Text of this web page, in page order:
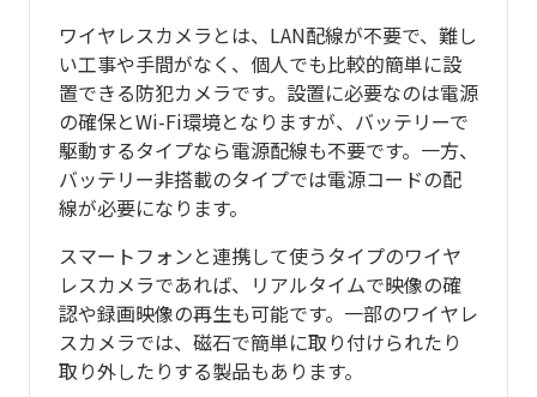
ワイヤレスカメラとは、LAN配線が不要で、難し
い工事や手間がなく、個人でも比較的簡単に設
置できる防犯カメラです。設置に必要なのは電源
の確保とWi-Fi環境となりますが、バッテリーで
駆動するタイプなら電源配線も不要です。一方、
バッテリー非搭載のタイプでは電源コードの配
線が必要になります。
スマートフォンと連携して使うタイプのワイヤ
レスカメラであれば、リアルタイムで映像の確
認や録画映像の再生も可能です。一部のワイヤレ
スカメラでは、磁石で簡単に取り付けられたり
取り外したりする製品もあります。